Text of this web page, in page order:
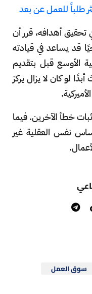
أهدافه، قرر أن
قد يساعد في قيادته
الأوسع قبل بتقديم
لو كان لا يزال يركز
خطأ الآخرين. فيما
نفس العقلية غير
سوق العمل